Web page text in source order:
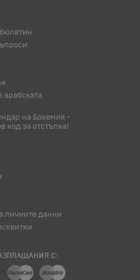
арабската
на Бохемия -
код за отстъпка!
личните данни
С: